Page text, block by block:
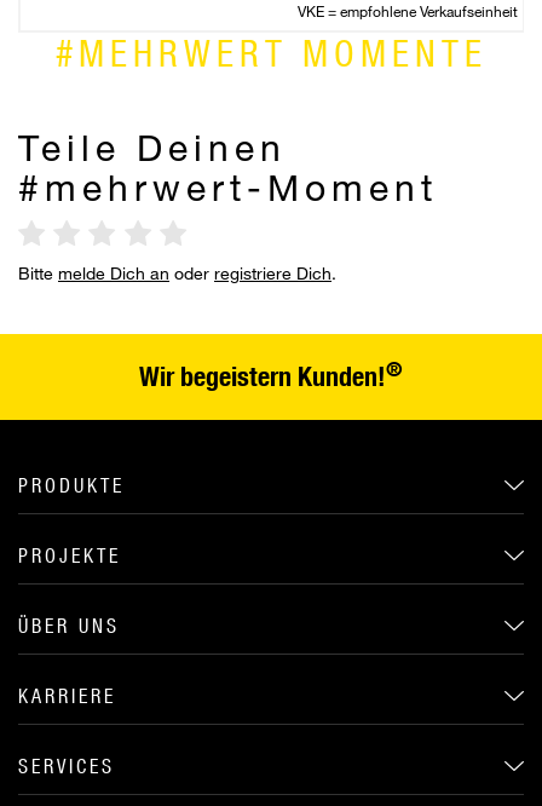
VKE = empfohlene Verkaufseinheit
#MEHRWERT MOMENTE
Teile Deinen
#mehrwert-Moment
Bitte melde Dich an oder registriere Dich.
Wir begeistern Kunden!®
PRODUKTE
PROJEKTE
ÜBER UNS
KARRIERE
SERVICES